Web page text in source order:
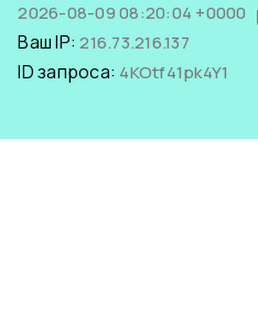
2026-08-09 08:20:04 +0000
Ваш IP:216.73.216.137
ID запроса: 4KOtf41pk4Y1